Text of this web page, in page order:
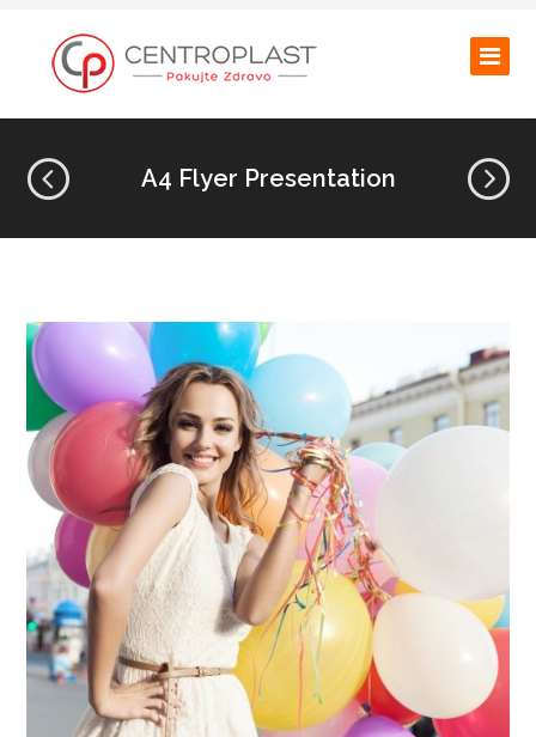
A4 Flyer Presentation